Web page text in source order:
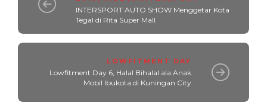
INTERSPORT AUTO SHOW Menggetar Kota
Tegal di Rita Super Mall
LOWFITMENT DAY
Lowfitment Day 6, Halal Bihalal ala Anak
Mobil Ibukota di Kuningan City